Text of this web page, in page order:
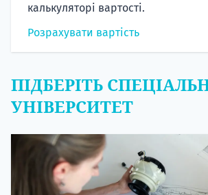
калькуляторі вартості.
Розрахувати вартість
ПІДБЕРІТЬ
УНІВЕРСИТЕТ